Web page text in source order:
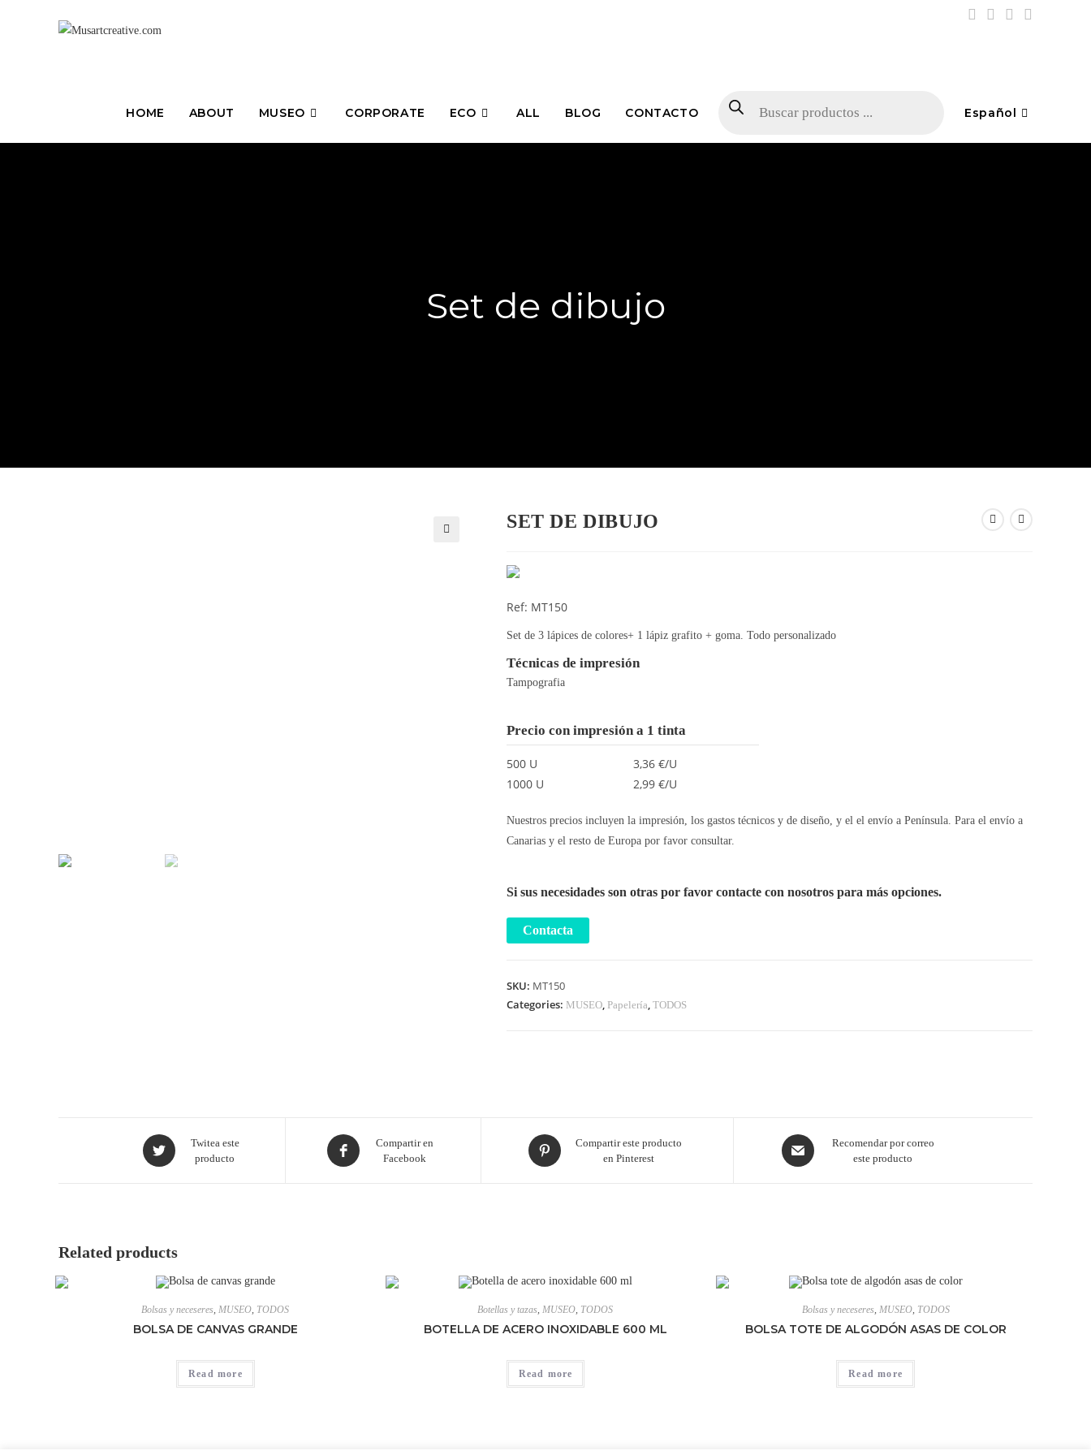
HOME ABOUT MUSEO CORPORATE ECO ALL BLOG CONTACTO Español
Set de dibujo
SET DE DIBUJO
Ref: MT150
Set de 3 lápices de colores+ 1 lápiz grafito + goma. Todo personalizado
Técnicas de impresión
Tampografia
Precio con impresión a 1 tinta
500 U
1000 U
3,36 €/U
2,99 €/U
Nuestros precios incluyen la impresión, los gastos técnicos y de diseño, y el el envío a Península. Para el envío a
Canarias y el resto de Europa por favor consultar.
Si sus necesidades son otras por favor contacte con nosotros para más opciones.
SKU: MT150
Categories: MUSEO, Papelería, TODOS
Twitea este
producto
Compartir en
Facebook
Compartir este producto
en Pinterest
Recomendar por correo
este producto
Related products
Bolsas y neceseres,MUSEO, TODOS
BOLSA DE CANVAS GRANDE
Read more
Botellas y tazas,MUSEO, TODOS
BOTELLA DE ACERO INOXIDABLE 600 ML
Read more
Bolsas y neceseres, MUSEO, TODOS
BOLSA TOTE DE ALGODÓN ASAS DE COLOR
Read more